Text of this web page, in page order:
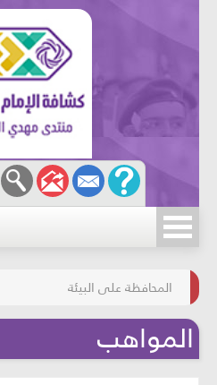
مسابقة الركب الحسينيّ
المحافظة على البيئة
المواهب